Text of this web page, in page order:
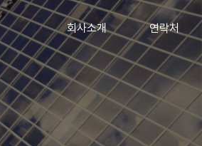
회사소개 연락처